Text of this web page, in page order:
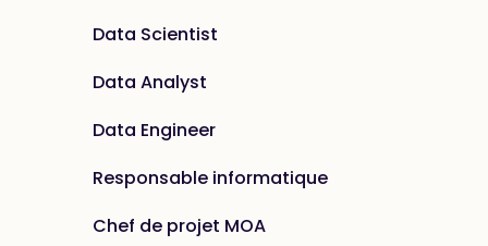
Data Scientist
Data Analyst
Data Engineer
Responsable informatique
Chef de projet MOA